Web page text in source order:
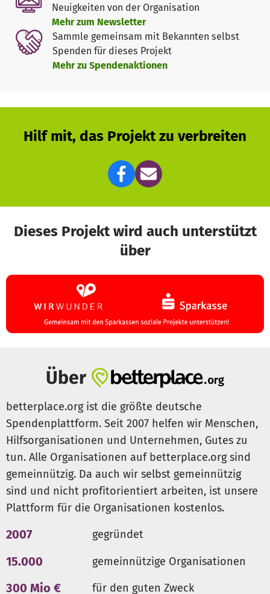
Neuigkeiten von der Organisation
Mehr zum Newsletter
Sammle gemeinsam mit Bekannten selbst
Spenden für dieses Projekt
Mehr zu Spendenaktionen
Hilf mit, das Projekt zu verbreiten
Dieses Projekt wird auch unterstützt
über
Über
betterplace.org ist die größte deutsche
Spendenplattform. Seit 2007 helfen wir Menschen,
Hilfsorganisationen und Unternehmen, Gutes zu
tun. Alle Organisationen auf betterplace.org sind
gemeinnützig. Da auch wir selbst gemeinnützig
sind und nicht profitorientiert arbeiten, ist unsere
Plattform für die Organisationen kostenlos.
2007 gegründet
15.000 gemeinnützige Organisationen
300 Mio € für den guten Zweck